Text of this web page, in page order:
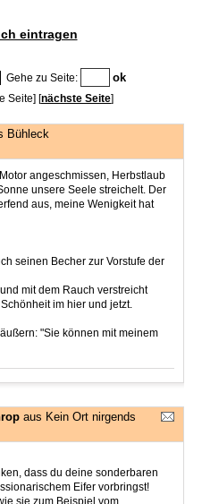
eintragen
Gehe zu Seite:
Seite] [nächste Seite]
Bühleck
angeschmissen, Herbstlaub
unsere Seele streichelt. Der
aus, meine Wenigkeit hat
seinen Becher zur Vorstufe der
mit dem Rauch verstreicht
im hier und jetzt.
"Sie können mit meinem
aus Kein Ort nirgends
dass du deine sonderbaren
Eifer vorbringst!
sie zum Beispiel vom